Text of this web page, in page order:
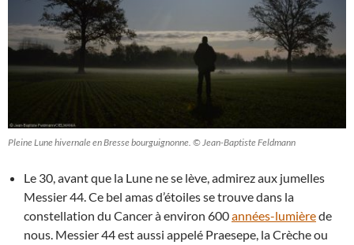
Pleine Lune hivernale en Bresse bourguignonne. © Jean-Baptiste Feldmann
Le 30, avant que la Lune ne se lève, admirez aux jumelles
Messier 44. Ce bel amas d’étoiles se trouve dans la
constellation du Cancer à environ 600années-lumièrede
nous. Messier 44 est aussi appelé Praesepe, la Crèche ou